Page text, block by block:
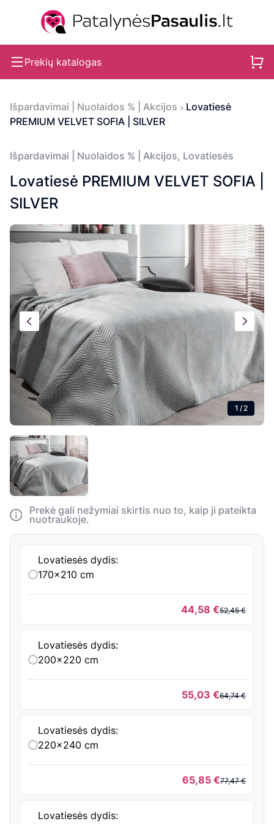
Prekių katalogas
Išpardavimai | Nuolaidos % | Akcijos
Lovatiesė
PREMIUM VELVET SOFIA | SILVER
Išpardavimai | Nuolaidos % | Akcijos, Lovatiesės
Lovatiesė PREMIUM VELVET SOFIA |
SILVER
1 /2
Prekė gali nežymiai skirtis nuo to, kaip ji pateikta
nuotraukoje.
Lovatiesės dydis:
170x210 cm
52,45€
44,58 €
Lovatiesės dydis:
200x220 cm
64,74€
55,03 €
Lovatiesės dydis:
220x240 cm
77,47€
65,85 €
Lovatiesės dydis: